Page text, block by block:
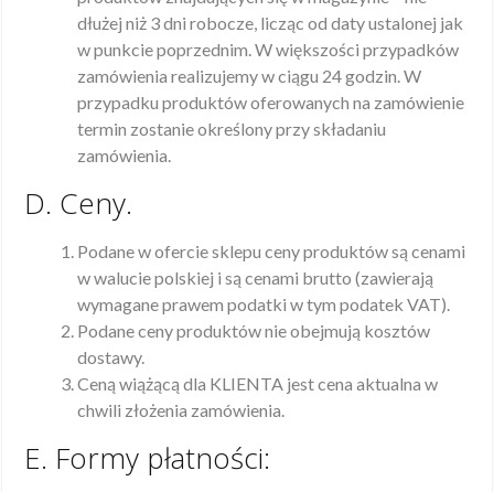
dłużej niż 3 dni robocze, licząc od daty ustalonej jak
w punkcie poprzednim. W większości przypadków
zamówienia realizujemy w ciągu 24 godzin. W
przypadku produktów oferowanych na zamówienie
termin zostanie określony przy składaniu
zamówienia.
D. Ceny.
Podane w ofercie sklepu ceny produktów są cenami
w walucie polskiej i są cenami brutto (zawierają
wymagane prawem podatki w tym podatek VAT).
Podane ceny produktów nie obejmują kosztów
dostawy.
Ceną wiążącą dla KLIENTA jest cena aktualna w
chwili złożenia zamówienia.
E. Formy płatności: